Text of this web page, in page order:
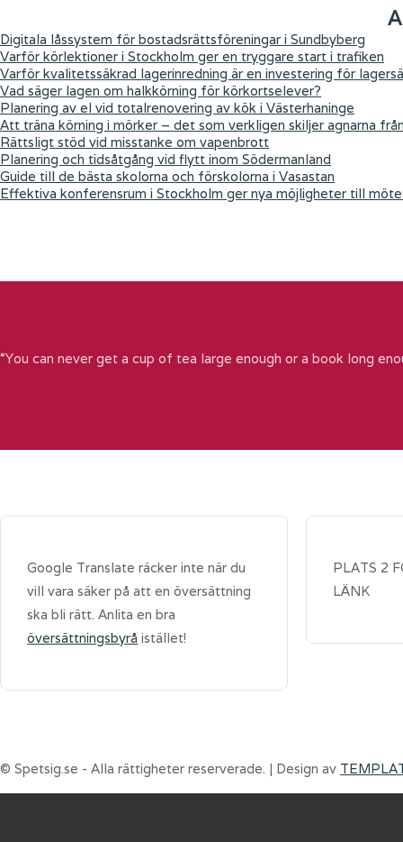
Digitala låssystem för bostadsrättsföreningar i Sundbyberg
Varför körlektioner i Stockholm ger en tryggare start i trafiken
Varför kvalitetssäkrad lagerinredning är en investering för
Vad säger lagen om halkkörning för körkortselever?
Planering av el vid totalrenovering av kök i Västerhaninge
Att träna körning i mörker – det som verkligen skiljer agnarna
Rättsligt stöd vid misstanke om vapenbrott
Planering och tidsåtgång vid flytt inom Södermanland
Guide till de bästa skolorna och förskolorna i Vasastan
Effektiva konferensrum i Stockholm ger nya möjligheter till
“You can never get a cup of tea large enough or a book long
Google Translate räcker inte när du
vill vara säker på att en översättning
ska bli rätt. Anlita en bra
översättningsbyrå istället!
PLATS 2
LÄNK
© Spetsig.se - Alla rättigheter reserverade. | Design av